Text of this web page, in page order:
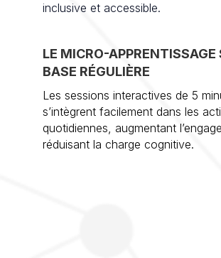
inclusive et accessible.
LE MICRO-APPRENTISSAGE
BASE RÉGULIÈRE
Les sessions interactives de 5
s’intègrent facilement dans les
quotidiennes, augmentant
réduisant la charge cognitive.